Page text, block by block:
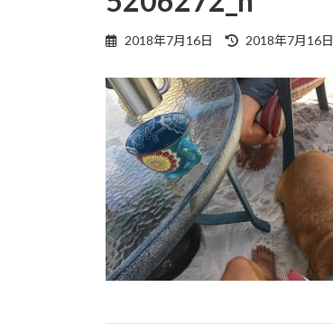
2018年7月16日
最
新
日
時
:
2018年7月16日